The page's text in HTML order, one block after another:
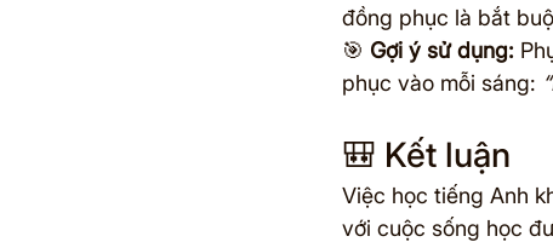
đồng phục là bắt
🎯 Gợi ý sử dụng:
phục vào mỗi sáng:
🎒 Kết luận
Việc học tiếng Anh
với cuộc sống học